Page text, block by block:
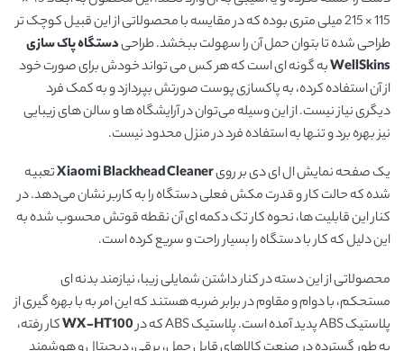
115 × 215 میلی متری بوده که در مقایسه با محصولاتی از این قبیل کوچک تر
طراحی شده تا بتوان حمل آن را سهولت ببخشد. طراحیدستگاه پاک سازی
WellSkinsبه گونه ای است که هر کس می تواند خودش برای صورت خود
از آن استفاده کرده، به پاکسازی پوست صورتش بپردازد و به کمک فرد
دیگری نیاز نیست. از این وسیله می‌توان در آرایشگاه ها و سالن های زیبایی
نیز بهره برد و تنها به استفاده فرد در منزل محدود نیست.
یک صفحه نمایش ال ای دی بر رویXiaomi Blackhead Cleanerتعبیه
شده که حالت کار و قدرت مکش فعلی دستگاه را به کاربر نشان می‌دهد. در
کنار این قابلیت ها، نحوه کار تک دکمه ای آن نقطه قوتش محسوب شده به
این دلیل که کار با دستگاه را بسیار راحت و سریع کرده است.
محصولاتی از این دسته در کنار داشتن شمایلی زیبا، نیازمند بدنه ای
مستحکم، با دوام و مقاوم در برابر ضربه هستند که این امر به با بهره گیری از
پلاستیک ABS پدید آمده است. پلاستیک ABS که در
WX-HT100کار رفته،